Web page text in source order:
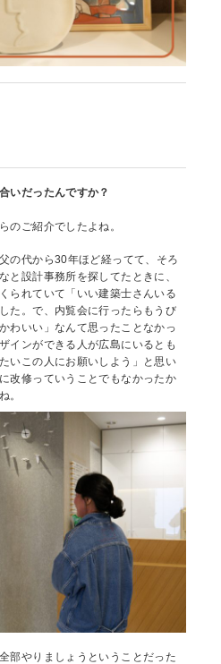
いだったんですか？
のご紹介でしたよね。
の代から30年ほど経ってて、そろ
と設計事務所を探してたときに、
られていて「いい建築士さんいる
た。で、内覧会に行ったらもうび
わいい」なんて思ったことなかっ
インができる人が広島にいるとも
いこの人にお願いしよう」と思い
改修っていうことでもなかったか
。
部やりましょうということだった